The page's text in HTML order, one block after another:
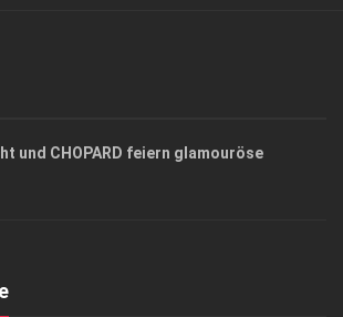
und CHOPARD feiern glamouröse